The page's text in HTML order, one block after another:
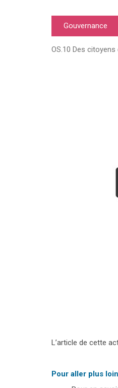
Gouvernance
OS.10 Des
L’article de cette
Pour aller plus